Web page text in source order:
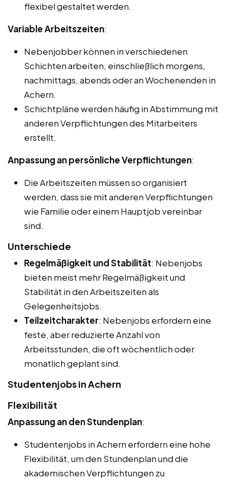
flexibel gestaltet werden.
Variable Arbeitszeiten:
Nebenjobber können in verschiedenen
Schichten arbeiten, einschließlich morgens,
nachmittags, abends oder an Wochenenden in
Achern.
Schichtpläne werden häufig in Abstimmung mit
anderen Verpflichtungen des Mitarbeiters
erstellt.
Anpassung an persönliche Verpflichtungen:
Die Arbeitszeiten müssen so organisiert
werden, dass sie mit anderen Verpflichtungen
wie Familie oder einem Hauptjob vereinbar
sind.
Unterschiede
Regelmäßigkeit und Stabilität: Nebenjobs
bieten meist mehr Regelmäßigkeit und
Stabilität in den Arbeitszeiten als
Gelegenheitsjobs.
Teilzeitcharakter: Nebenjobs erfordern eine
feste, aber reduzierte Anzahl von
Arbeitsstunden, die oft wöchentlich oder
monatlich geplant sind.
Studentenjobs in Achern
Flexibilität
Anpassung an den Stundenplan:
Studentenjobs in Achern erfordern eine hohe
Flexibilität, um den Stundenplan und die
akademischen Verpflichtungen zu